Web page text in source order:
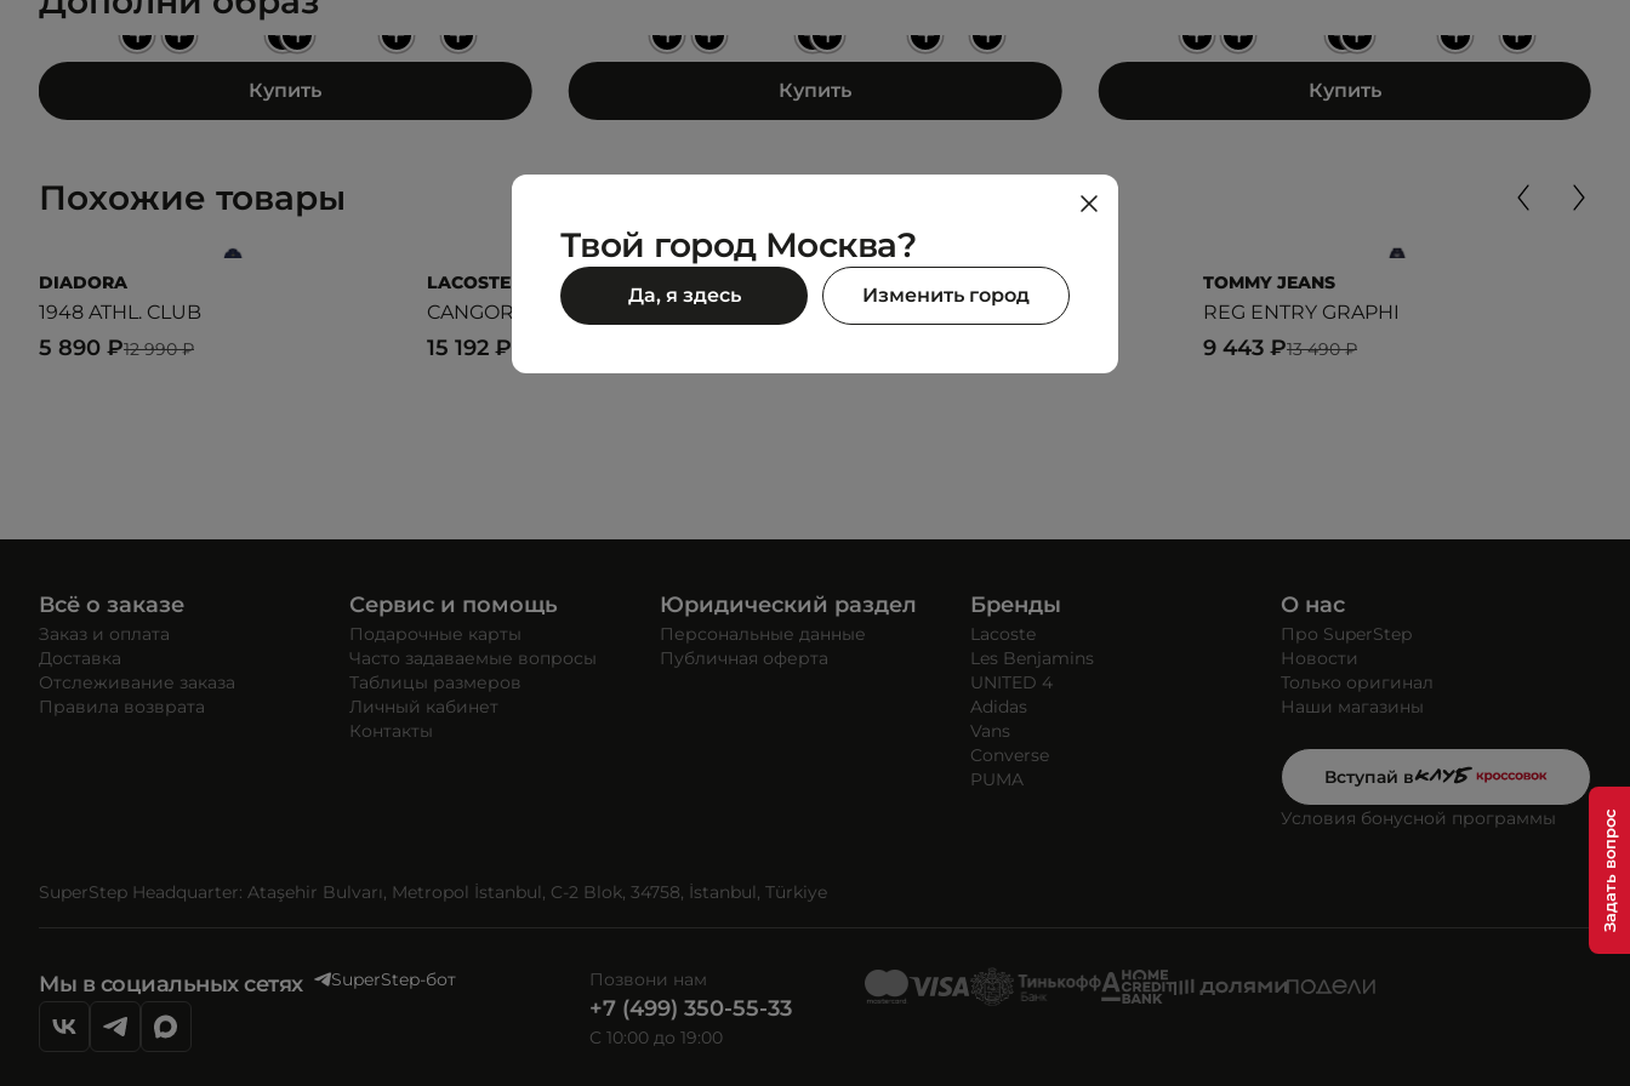
+
+
+ + +
+
Купить
+
+
+ + +
+
Купить
+
+
+ + +
+
Купить
Похожие товары
DIADORA
1948 ATHL. CLUB
12 990 ₽
5 890 ₽
LACOSTE
CANGOROO HOODIE
15 192 ₽
ANTA
TRAINING KNIT TRACK TOP
TOMMY JEANS
REG ENTRY GRAPHI
13 490 ₽
9 443 ₽
Всё о заказе
Заказ и оплата
Доставка
Отслеживание заказа
Правила возврата
Сервис и помощь
Подарочные карты
Часто задаваемые вопросы
Таблицы размеров
Личный кабинет
Контакты
Юридический раздел
Персональные данные
Публичная оферта
Бренды
Lacoste
Les Benjamins
UNITED 4
Adidas
Vans
Converse
PUMA
О нас
Про SuperStep
Новости
Только оригинал
Наши магазины
Вступай в
Условия бонусной программы
SuperStep Headquarter: Ataşehir Bulvarı, Metropol İstanbul, C-2 Blok, 34758, İstanbul, Türkiye
Мы в социальных сетях SuperStep-бот Позвони нам
+7 (499) 350-55-33
C 10:00 до 19:00
Твой город Москва?
Да, я здесь Изменить город